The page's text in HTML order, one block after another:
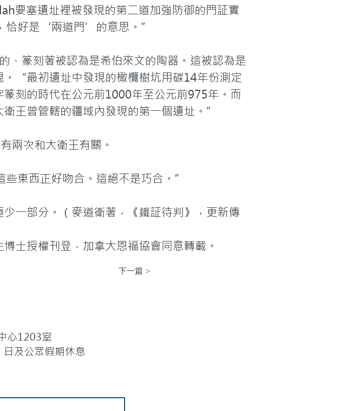
要塞遺址裡被發現的第二道加強防御的門証實
恰好是‘兩道門’的意思。”
、篆刻著被認為是希伯來文的陶器。這被認為是
“最初遺址中發現的橄欖樹坑用碳14年份測定
刻的時代在公元前1000年至公元前975年。而
王曾管轄的疆域內發現的第一個遺址。”
兩次和大衛王有關。
東西正好吻合。這絕不是巧合。”
一部分。（麥道衛著，《鐵証待判》，更新傳
士授權刊登，加拿大恩福協會同意轉載。
下一篇 >
心1203室
及公眾假期休息